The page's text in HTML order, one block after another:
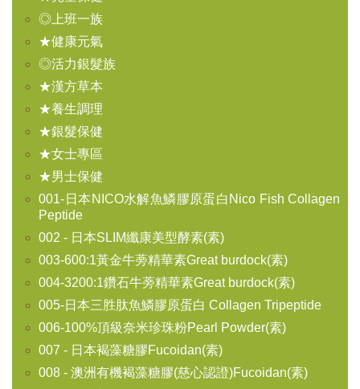
◎上班一族
★健康元氣
◎活力銀髮族
★漢方草本
★養生調理
★銀髮保健
★女士專區
★男士保健
001-日本NICO水解魚鱗膠原蛋白Nico Fish Collagen
Peptide
002 - 日本SLIM纖康美型酵素(素)
003-600:1黃金牛蒡精華素Great burdock(素)
004-3200:1鑽石牛蒡精華素Great burdock(素)
005-日本三胜肽魚鱗膠原蛋白 Collagen Tripeptide
006-100%頂級奈米珍珠粉Pearl Powder(素)
007 - 日本褐藻糖膠Fucoidan(素)
008 - 澳洲有機褐藻糖膠(慈心認證)Fucoidan(素)